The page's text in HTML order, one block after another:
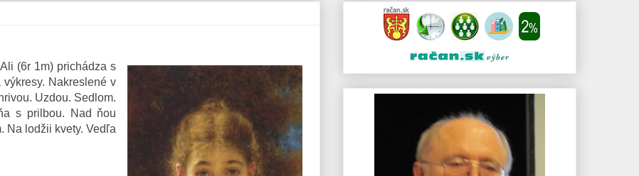
(6r 1m) prichádza s
Nakreslené v
Uzdou. Sedlom.
s prilbou. Nad ňou
Na lodžii kvety. Vedľa